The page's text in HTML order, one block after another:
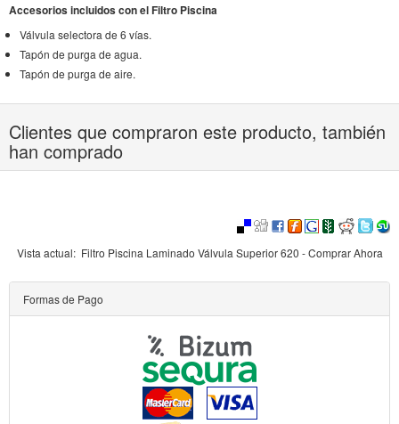
Accesorios incluidos con el Filtro Piscina
Válvula selectora de 6 vías.
Tapón de purga de agua.
Tapón de purga de aire.
Clientes que compraron este producto, también
han comprado
Vista actual: Filtro Piscina Laminado Válvula Superior 620 - Comprar Ahora
Formas de Pago